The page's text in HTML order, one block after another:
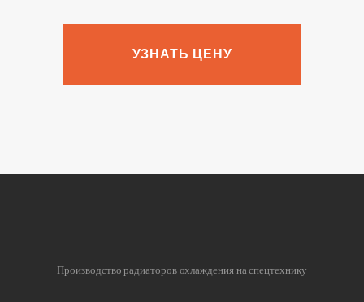
УЗНАТЬ ЦЕНУ
Производство радиаторов охлаждения на спецтехнику